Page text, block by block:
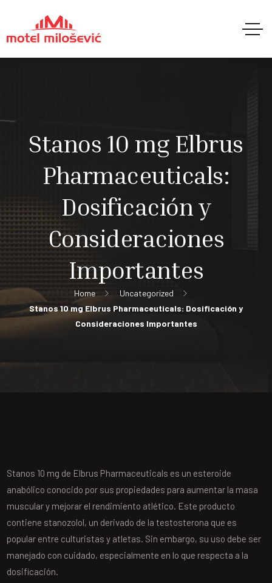
Stanos 10 mg Elbrus
Pharmaceuticals:
Dosificación y
Consideraciones
Importantes
Home
Uncategorized
Stanos 10 mg Elbrus Pharmaceuticals: Dosificación y
Consideraciones Importantes
Stanos 10 mg de Elbrus Pharmaceuticals es un esteroide
anabólico conocido por sus propiedades para aumentar la masa
muscular y mejorar el rendimiento atlético. Este producto
contiene stanozolol, un derivado de la testosterona que es
popular entre culturistas y atletas. Sin embargo, su uso debe ser
manejado con cuidado, especialmente en lo que respecta a la
dosificación.